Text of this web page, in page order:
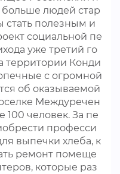
больше людей стар
стать полезным и
социальной пе
уже третий го
территории Конди
с огромной
об оказываемой
Междуречен
100 человек. За пе
професси
выпечки хлеба, к
ремонт помеще
которые раз